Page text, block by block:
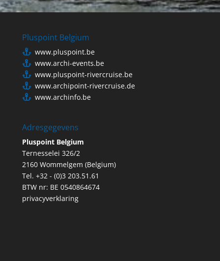
Pluspoint Belgium
www.pluspoint.be
www.archi-events.be
www.pluspoint-rivercruise.be
www.archipoint-rivercruise.de
www.archinfo.be
Adresgegevens
Pluspoint Belgium
Ternesselei 326/2
2160 Wommelgem (Belgium)
Tel. +32 - (0)3 203.51.61
BTW nr: BE 0540864674
privacyverklaring